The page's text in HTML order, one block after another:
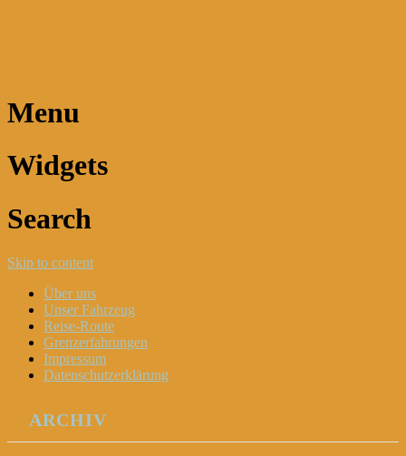
Menu
Widgets
Search
Skip to content
Über uns
Unser Fahrzeug
Reise-Route
Grenzerfahrungen
Impressum
Datenschutzerklärung
ARCHIV